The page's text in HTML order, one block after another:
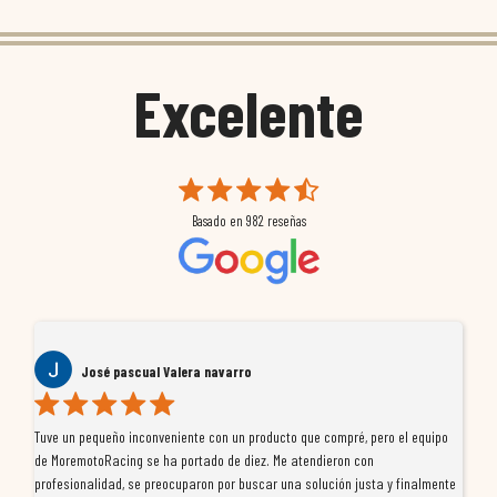
Excelente
Basado en 982 reseñas
José pascual Valera navarro
Tuve un pequeño inconveniente con un producto que compré, pero el equipo
de MoremotoRacing se ha portado de diez. Me atendieron con
profesionalidad, se preocuparon por buscar una solución justa y finalmente